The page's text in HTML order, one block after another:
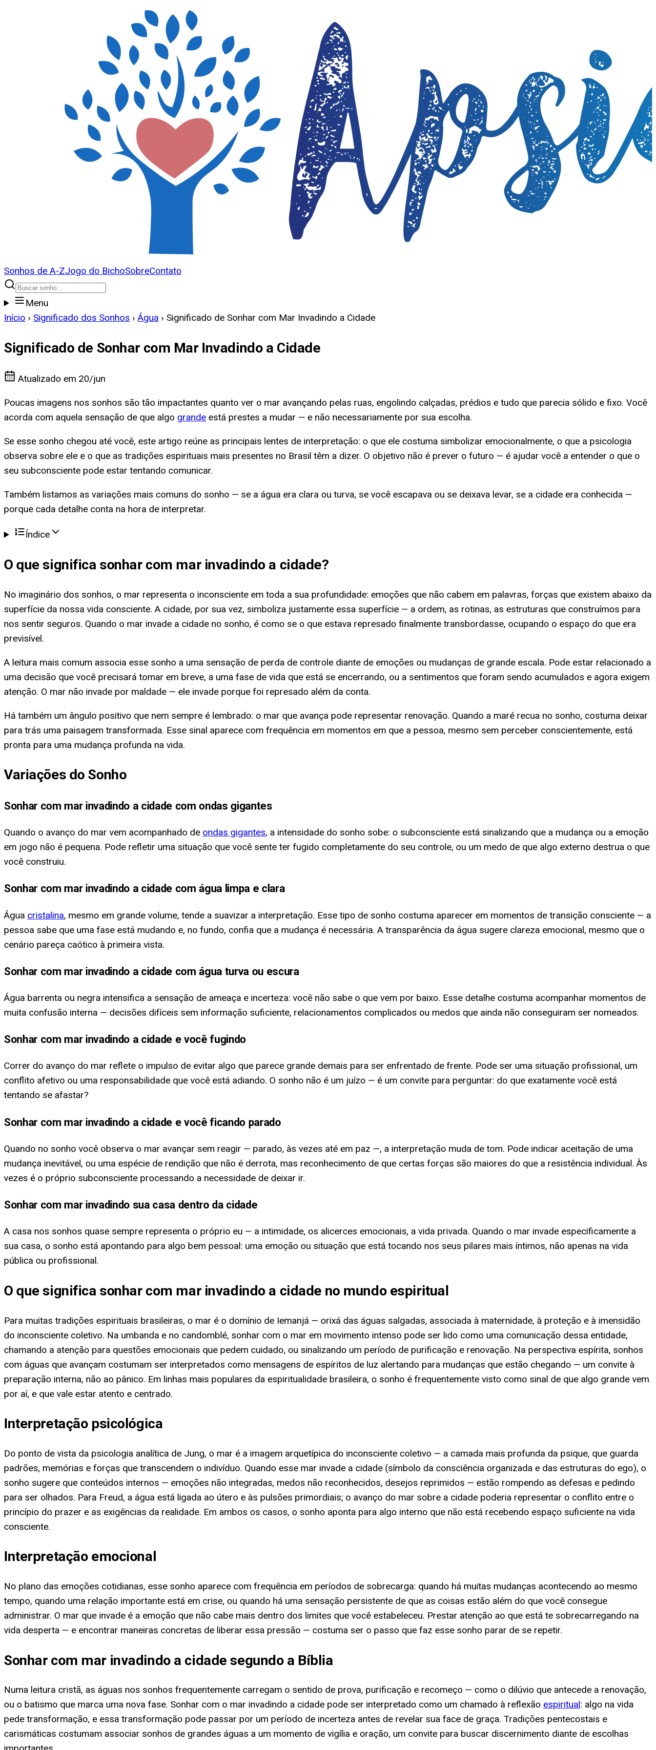
Sonhos de A-ZJogo do BichoSobreContato
Menu
Início › Significado dos Sonhos › Água › Significado de Sonhar com Mar Invadindo a Cidade
Significado de Sonhar com Mar Invadindo a Cidade
Atualizado em 20/jun
Poucas imagens nos sonhos são tão impactantes quanto ver o mar avançando pelas ruas, engolindo calçadas, prédios e tudo que parecia sólido e fixo. Você
acorda com aquela sensação de que algo grande está prestes a mudar — e não necessariamente por sua escolha.
Se esse sonho chegou até você, este artigo reúne as principais lentes de interpretação: o que ele costuma simbolizar emocionalmente, o que a psicologia
observa sobre ele e o que as tradições espirituais mais presentes no Brasil têm a dizer. O objetivo não é prever o futuro — é ajudar você a entender o que o
seu subconsciente pode estar tentando comunicar.
Também listamos as variações mais comuns do sonho — se a água era clara ou turva, se você escapava ou se deixava levar, se a cidade era conhecida —
porque cada detalhe conta na hora de interpretar.
Índice
O que significa sonhar com mar invadindo a cidade?
No imaginário dos sonhos, o mar representa o inconsciente em toda a sua profundidade: emoções que não cabem em palavras, forças que existem abaixo da
superfície da nossa vida consciente. A cidade, por sua vez, simboliza justamente essa superfície — a ordem, as rotinas, as estruturas que construímos para
nos sentir seguros. Quando o mar invade a cidade no sonho, é como se o que estava represado finalmente transbordasse, ocupando o espaço do que era
previsível.
A leitura mais comum associa esse sonho a uma sensação de perda de controle diante de emoções ou mudanças de grande escala. Pode estar relacionado a
uma decisão que você precisará tomar em breve, a uma fase de vida que está se encerrando, ou a sentimentos que foram sendo acumulados e agora exigem
atenção. O mar não invade por maldade — ele invade porque foi represado além da conta.
Há também um ângulo positivo que nem sempre é lembrado: o mar que avança pode representar renovação. Quando a maré recua no sonho, costuma deixar
para trás uma paisagem transformada. Esse sinal aparece com frequência em momentos em que a pessoa, mesmo sem perceber conscientemente, está
pronta para uma mudança profunda na vida.
Variações do Sonho
Sonhar com mar invadindo a cidade com ondas gigantes
Quando o avanço do mar vem acompanhado de ondas gigantes, a intensidade do sonho sobe: o subconsciente está sinalizando que a mudança ou a emoção
em jogo não é pequena. Pode refletir uma situação que você sente ter fugido completamente do seu controle, ou um medo de que algo externo destrua o que
você construiu.
Sonhar com mar invadindo a cidade com água limpa e clara
Água cristalina, mesmo em grande volume, tende a suavizar a interpretação. Esse tipo de sonho costuma aparecer em momentos de transição consciente — a
pessoa sabe que uma fase está mudando e, no fundo, confia que a mudança é necessária. A transparência da água sugere clareza emocional, mesmo que o
cenário pareça caótico à primeira vista.
Sonhar com mar invadindo a cidade com água turva ou escura
Água barrenta ou negra intensifica a sensação de ameaça e incerteza: você não sabe o que vem por baixo. Esse detalhe costuma acompanhar momentos de
muita confusão interna — decisões difíceis sem informação suficiente, relacionamentos complicados ou medos que ainda não conseguiram ser nomeados.
Sonhar com mar invadindo a cidade e você fugindo
Correr do avanço do mar reflete o impulso de evitar algo que parece grande demais para ser enfrentado de frente. Pode ser uma situação profissional, um
conflito afetivo ou uma responsabilidade que você está adiando. O sonho não é um juízo — é um convite para perguntar: do que exatamente você está
tentando se afastar?
Sonhar com mar invadindo a cidade e você ficando parado
Quando no sonho você observa o mar avançar sem reagir — parado, às vezes até em paz —, a interpretação muda de tom. Pode indicar aceitação de uma
mudança inevitável, ou uma espécie de rendição que não é derrota, mas reconhecimento de que certas forças são maiores do que a resistência individual. Às
vezes é o próprio subconsciente processando a necessidade de deixar ir.
Sonhar com mar invadindo sua casa dentro da cidade
A casa nos sonhos quase sempre representa o próprio eu — a intimidade, os alicerces emocionais, a vida privada. Quando o mar invade especificamente a
sua casa, o sonho está apontando para algo bem pessoal: uma emoção ou situação que está tocando nos seus pilares mais íntimos, não apenas na vida
pública ou profissional.
O que significa sonhar com mar invadindo a cidade no mundo espiritual
Para muitas tradições espirituais brasileiras, o mar é o domínio de Iemanjá — orixá das águas salgadas, associada à maternidade, à proteção e à imensidão
do inconsciente coletivo. Na umbanda e no candomblé, sonhar com o mar em movimento intenso pode ser lido como uma comunicação dessa entidade,
chamando a atenção para questões emocionais que pedem cuidado, ou sinalizando um período de purificação e renovação. Na perspectiva espírita, sonhos
com águas que avançam costumam ser interpretados como mensagens de espíritos de luz alertando para mudanças que estão chegando — um convite à
preparação interna, não ao pânico. Em linhas mais populares da espiritualidade brasileira, o sonho é frequentemente visto como sinal de que algo grande vem
por aí, e que vale estar atento e centrado.
Interpretação psicológica
Do ponto de vista da psicologia analítica de Jung, o mar é a imagem arquetípica do inconsciente coletivo — a camada mais profunda da psique, que guarda
padrões, memórias e forças que transcendem o indivíduo. Quando esse mar invade a cidade (símbolo da consciência organizada e das estruturas do ego), o
sonho sugere que conteúdos internos — emoções não integradas, medos não reconhecidos, desejos reprimidos — estão rompendo as defesas e pedindo
para ser olhados. Para Freud, a água está ligada ao útero e às pulsões primordiais; o avanço do mar sobre a cidade poderia representar o conflito entre o
princípio do prazer e as exigências da realidade. Em ambos os casos, o sonho aponta para algo interno que não está recebendo espaço suficiente na vida
consciente.
Interpretação emocional
No plano das emoções cotidianas, esse sonho aparece com frequência em períodos de sobrecarga: quando há muitas mudanças acontecendo ao mesmo
tempo, quando uma relação importante está em crise, ou quando há uma sensação persistente de que as coisas estão além do que você consegue
administrar. O mar que invade é a emoção que não cabe mais dentro dos limites que você estabeleceu. Prestar atenção ao que está te sobrecarregando na
vida desperta — e encontrar maneiras concretas de liberar essa pressão — costuma ser o passo que faz esse sonho parar de se repetir.
Sonhar com mar invadindo a cidade segundo a Bíblia
Numa leitura cristã, as águas nos sonhos frequentemente carregam o sentido de prova, purificação e recomeço — como o dilúvio que antecede a renovação,
ou o batismo que marca uma nova fase. Sonhar com o mar invadindo a cidade pode ser interpretado como um chamado à reflexão espiritual: algo na vida
pede transformação, e essa transformação pode passar por um período de incerteza antes de revelar sua face de graça. Tradições pentecostais e
carismáticas costumam associar sonhos de grandes águas a um momento de vigília e oração, um convite para buscar discernimento diante de escolhas